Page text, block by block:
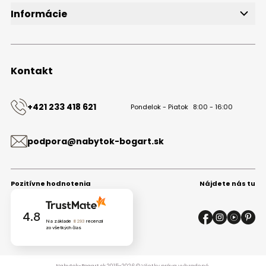
Informácie
Obchodné podmienky
Kontakt
Kontakt
+421 233 418 621 Pondelok - Piatok 8:00 - 16:00
podpora@nabytok-bogart.sk
Pozitívne hodnotenia
4.8 Na základe 8293 recenzií
zo všetkých čias
Nájdete nás tu